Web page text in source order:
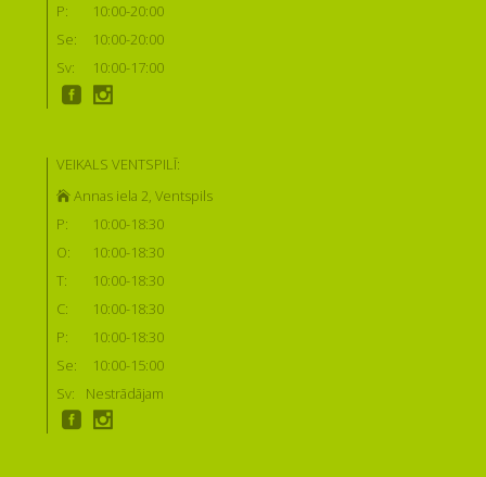
P:
10:00-20:00
Se:
10:00-20:00
Sv:
10:00-17:00
VEIKALS VENTSPILĪ:
Annas iela 2, Ventspils
P:
10:00-18:30
O:
10:00-18:30
T:
10:00-18:30
C:
10:00-18:30
P:
10:00-18:30
Se:
10:00-15:00
Sv:
Nestrādājam